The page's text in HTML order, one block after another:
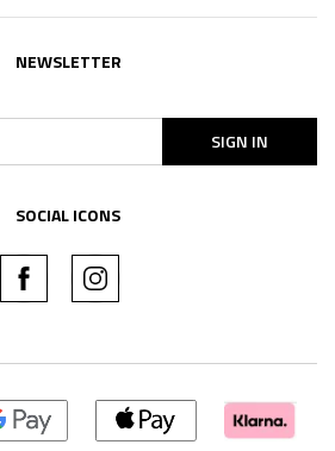
NEWSLETTER
SIGN IN
SOCIAL ICONS